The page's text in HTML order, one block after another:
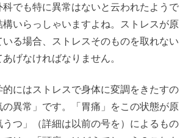
科でも特に異常はないと云われたようで
いらっしゃいますよね。ストレスが原
いる場合、ストレスそのものを取れない
げなければなりません。
的にはストレスで身体に変調をきたすの
の異常」です。「胃痛」をこの状態が原
うつ」（詳細は以前の号を）によるもの